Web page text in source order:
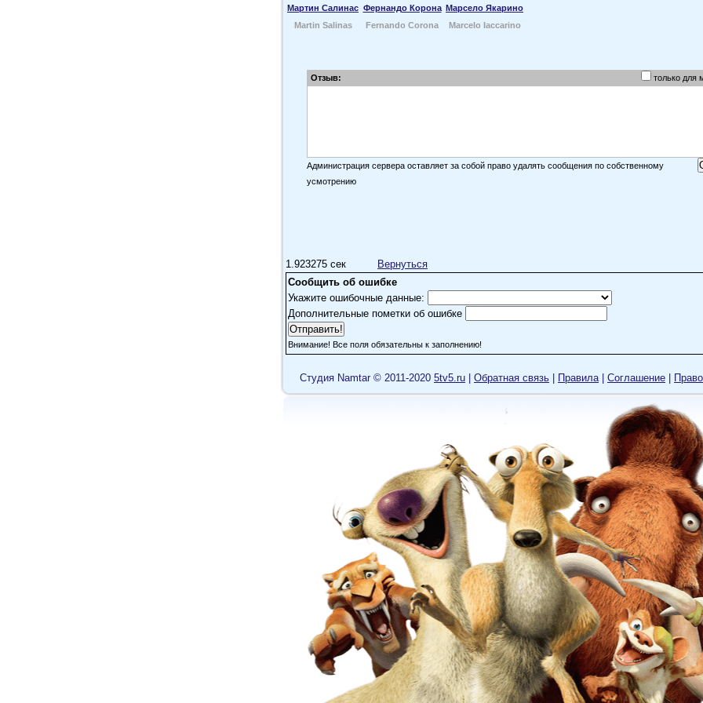
Мартин Салинас Фернандо Корона Марсело Якарино
Martin Salinas
Fernando Corona Marcelo Iaccarino
Отзыв: только для
Администрация сервера оставляет за собой право удалять сообщения по собственному
усмотрению
1.923275 сек
Вернуться
Сообщить об ошибке
Укажите ошибочные данные:
Дополнительные пометки об ошибке
Внимание! Все поля обязательны к заполнению!
Cтудия Namtar © 2011-2020 5tv5.ru Обратная связь Правила| Cоглашение